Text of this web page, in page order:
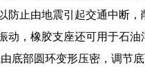
止由地震引起交通中断
，橡胶支座还可用于石油
底部圆环变形压密，调节